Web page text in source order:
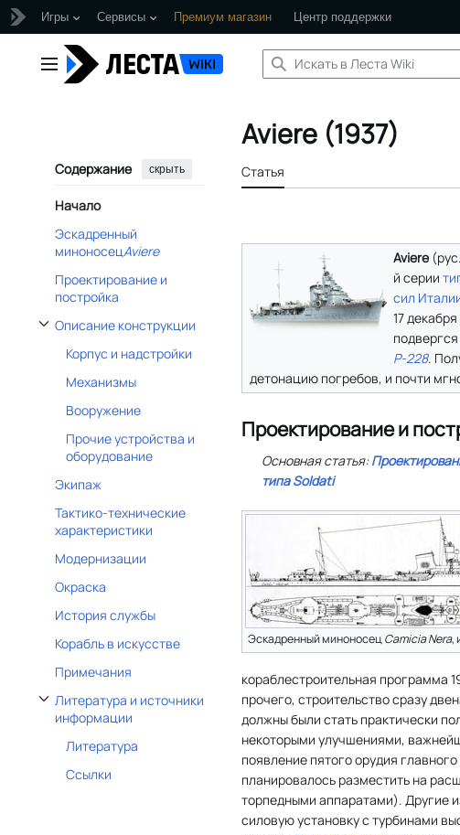
Игры Сервисы Премиум магазин Центр поддержки
содержанию
Главное меню
Содержание скрыть
Начало
Эскадренный
миноносецAviere
Проектирование и
постройка
Описание конструкции
Отобразить/Скрыть подраздел Описание конструкции
Корпус и надстройки
Механизмы
Вооружение
Прочие устройства и
оборудование
Экипаж
Тактико-технические
характеристики
Модернизации
Окраска
История службы
Корабль в искусстве
Примечания
Литература и источники
информации
Отобразить/Скрыть подраздел Литература и источники информации
Литература
Ссылки
Aviere (1937)
Статья
Aviere
й серии
сил
17
P-228.
детонацию погребов, и почти
Проектирование и
Основная статья:
типаSoldati
Эскадренный миноносецCamicia Nera,
кораблестроительная программа
прочего, строительство сразу
должны были стать практически
некоторыми улучшениями,
появление пятого орудия
планировалось разместить на
торпедными аппаратами). Другие
силовую установку с турбинами